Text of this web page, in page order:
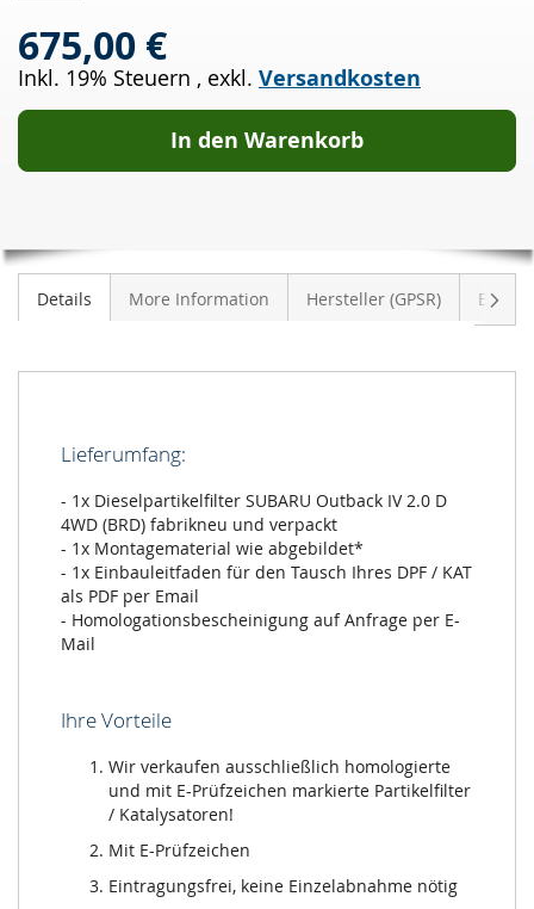
2.0
D
4WD
(BRD)
675,00 €
Inkl. 19% Steuern , exkl. Versandkosten
In den Warenkorb
Details More Information Hersteller (GPSR)
Lieferumfang:
- 1x Dieselpartikelfilter SUBARU Outback IV 2.0 D
4WD (BRD) fabrikneu und verpackt
- 1x Montagematerial wie abgebildet*
- 1x Einbauleitfaden für den Tausch Ihres DPF / KAT
als PDF per Email
- Homologationsbescheinigung auf Anfrage per E-
Mail
Ihre Vorteile
Wir verkaufen ausschließlich homologierte
und mit E-Prüfzeichen markierte Partikelfilter
/ Katalysatoren!
Mit E-Prüfzeichen
Eintragungsfrei, keine Einzelabnahme nötig